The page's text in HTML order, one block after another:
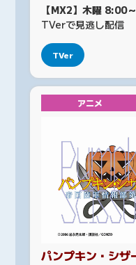
【MX2】木曜 8:00
TVerで見逃し配信
TVer
アニメ
パンプキン・シザ